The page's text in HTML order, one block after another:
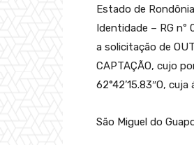
Estado de
Identidade – RG nº
a solicitação de
CAPTAÇÃO, cujo
62°42’15.83″O,
São Miguel do